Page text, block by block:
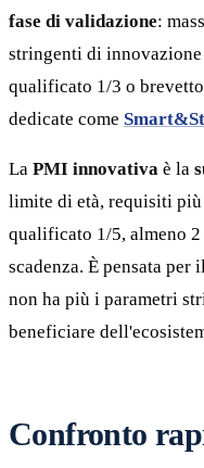
fase di validazione:
stringenti di
qualificato 1/3 o
dedicate come
La PMI innovativa è la
limite di età, requisiti
qualificato 1/5, almeno
scadenza. È pensata
non ha più i parametri
beneficiare
Confronto